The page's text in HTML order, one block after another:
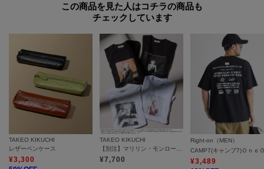
この商品を見た人はコチラの商品も
チェックしています
TAKEO KIKUCHI
レザーペンケース
¥3,300
TAKEO KIKUCHI
¥7,700
Right-on（MEN）
¥3,489